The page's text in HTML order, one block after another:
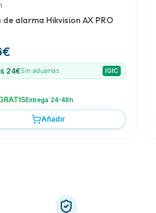
de alarma Hikvision AX PRO
€
24€Sin aduanas IGIC
Entrega 24-48h
Añadir